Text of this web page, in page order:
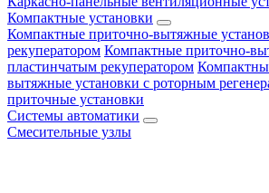
Компактные установки
Компактные приточно-вытяжные
рекуператором Компактные приточно-
пластинчатым рекуператором
вытяжные установки с роторным
приточные установки
Системы автоматики
Смесительные узлы